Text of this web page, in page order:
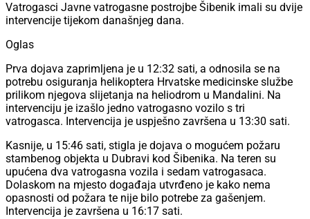
Vatrogasci Javne vatrogasne postrojbe Šibenik imali su dvije
intervencije tijekom današnjeg dana.
Oglas
Prva dojava zaprimljena je u 12:32 sati, a odnosila se na
potrebu osiguranja helikoptera Hrvatske medicinske službe
prilikom njegova slijetanja na heliodrom u Mandalini. Na
intervenciju je izašlo jedno vatrogasno vozilo s tri
vatrogasca. Intervencija je uspješno završena u 13:30 sati.
Kasnije, u 15:46 sati, stigla je dojava o mogućem požaru
stambenog objekta u Dubravi kod Šibenika. Na teren su
upućena dva vatrogasna vozila i sedam vatrogasaca.
Dolaskom na mjesto događaja utvrđeno je kako nema
opasnosti od požara te nije bilo potrebe za gašenjem.
Intervencija je završena u 16:17 sati.